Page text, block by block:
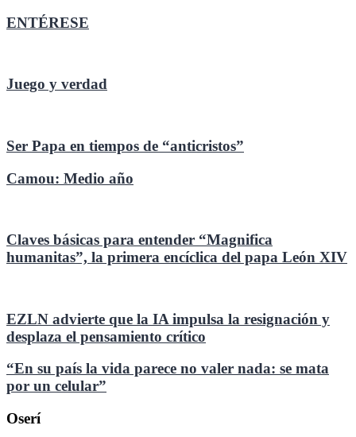
ENTÉRESE
Juego y verdad
Ser Papa en tiempos de “anticristos”
Camou: Medio año
Claves básicas para entender “Magnifica
humanitas”, la primera encíclica del papa León XIV
EZLN advierte que la IA impulsa la resignación y
desplaza el pensamiento crítico
“En su país la vida parece no valer nada: se mata
por un celular”
Oserí